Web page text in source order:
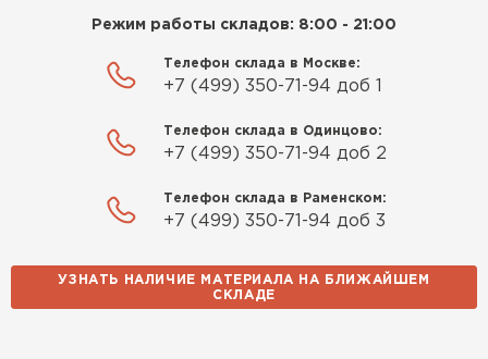
Режим работы складов: 8:00 - 21:00
Телефон склада в Москве:
+7 (499) 350-71-94 доб 1
Телефон склада в Одинцово:
+7 (499) 350-71-94 доб 2
Телефон склада в Раменском:
+7 (499) 350-71-94 доб 3
УЗНАТЬ НАЛИЧИЕ МАТЕРИАЛА НА БЛИЖАЙШЕМ
СКЛАДЕ